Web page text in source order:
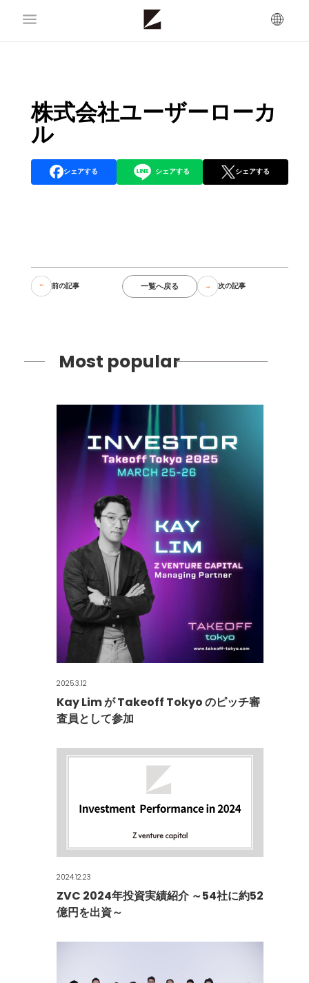
株式会社ユーザーローカ
ル
シェアする シェアする シェアする
前の記事 一覧へ戻る 次の記事
Most popular
2025.3.12
Kay Lim が Takeoff Tokyo のピッチ審
査員として参加
2024.12.23
ZVC 2024年投資実績紹介 ～54社に約52
億円を出資～